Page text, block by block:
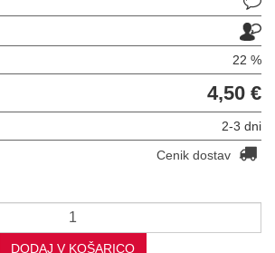
22 %
4,50 €
2-3 dni
Cenik dostav
DODAJ V KOŠARICO